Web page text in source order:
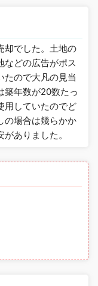
却でした。土地の
などの広告がポス
たので大凡の見当
築年数が20数たっ
用していたのでど
の場合は幾らかか
ありました。